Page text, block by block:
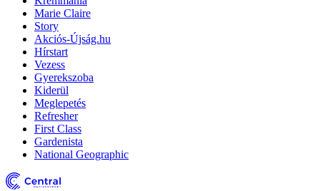
Marie Claire
Story
Akciós-Újság.hu
Hírstart
Vezess
Gyerekszoba
Kiderül
Meglepetés
Refresher
First Class
Gardenista
National Geographic